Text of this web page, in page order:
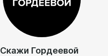
Скажи Гордеевой